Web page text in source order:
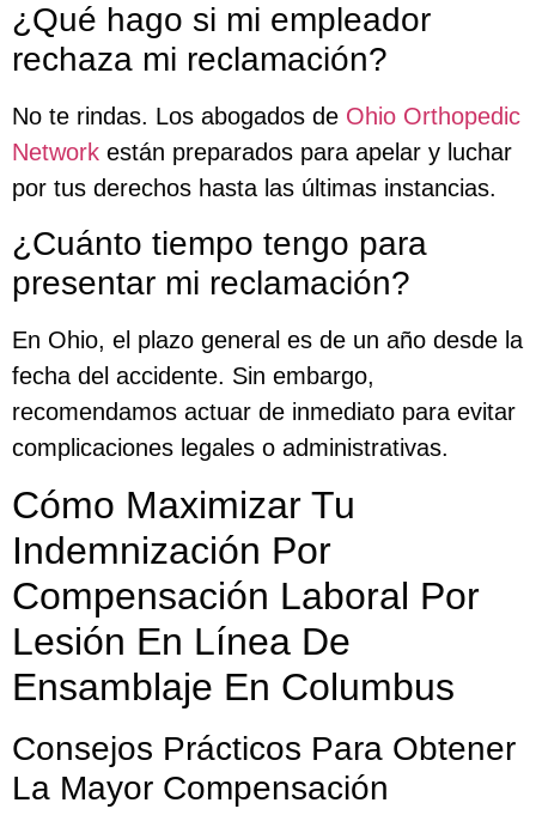
¿Qué hago si mi empleador
rechaza mi reclamación?
No te rindas. Los abogados de Ohio Orthopedic
Network están preparados para apelar y luchar
por tus derechos hasta las últimas instancias.
¿Cuánto tiempo tengo para
presentar mi reclamación?
En Ohio, el plazo general es de un año desde la
fecha del accidente. Sin embargo,
recomendamos actuar de inmediato para evitar
complicaciones legales o administrativas.
Cómo Maximizar Tu
Indemnización Por
Compensación Laboral Por
Lesión En Línea De
Ensamblaje En Columbus
Consejos Prácticos Para Obtener
La Mayor Compensación